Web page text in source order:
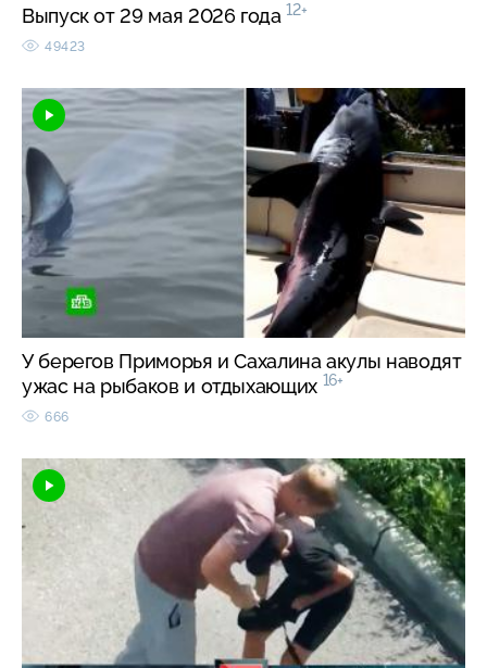
Выпуск от 29 мая 2026 года 12+
49423
У берегов Приморья и Сахалина акулы наводят
ужас на рыбаков и отдыхающих 16+
666